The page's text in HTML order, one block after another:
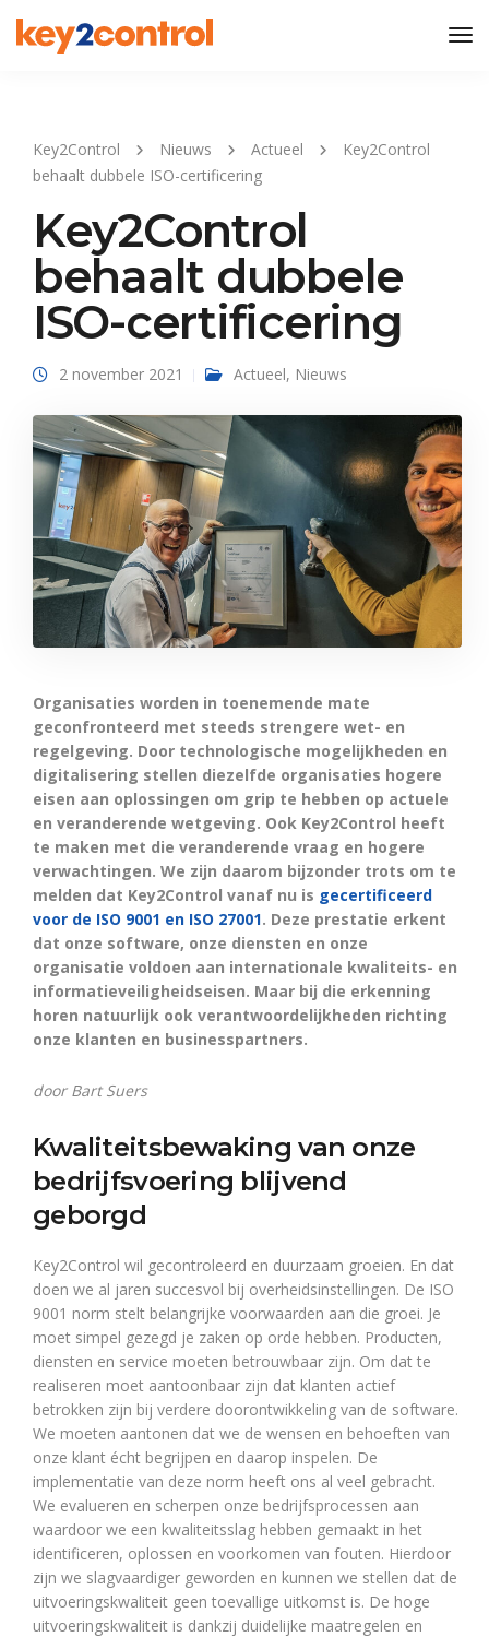
Key2Control Nieuws Actueel
Key2Control
behaalt dubbele ISO-certificering
Key2Control
behaalt dubbele
ISO-certificering
2 november 2021 Actueel, Nieuws
Organisaties worden in toenemende mate
geconfronteerd met steeds strengere wet- en
regelgeving. Door technologische mogelijkheden en
digitalisering stellen diezelfde organisaties hogere
eisen aan oplossingen om grip te hebben op actuele
en veranderende wetgeving. Ook Key2Control heeft
te maken met die veranderende vraag en hogere
verwachtingen. We zijn daarom bijzonder trots om te
melden dat Key2Control vanaf nu is gecertificeerd
voor de ISO 9001 en ISO 27001. Deze prestatie erkent
dat onze software, onze diensten en onze
organisatie voldoen aan internationale kwaliteits- en
informatieveiligheidseisen. Maar bij die erkenning
horen natuurlijk ook verantwoordelijkheden richting
onze klanten en businesspartners.
door Bart Suers
Kwaliteitsbewaking van onze
bedrijfsvoering blijvend
geborgd
Key2Control wil gecontroleerd en duurzaam groeien. En dat
doen we al jaren succesvol bij overheidsinstellingen. De ISO
9001 norm stelt belangrijke voorwaarden aan die groei. Je
moet simpel gezegd je zaken op orde hebben. Producten,
diensten en service moeten betrouwbaar zijn. Om dat te
realiseren moet aantoonbaar zijn dat klanten actief
betrokken zijn bij verdere doorontwikkeling van de software.
We moeten aantonen dat we de wensen en behoeften van
onze klant écht begrijpen en daarop inspelen. De
implementatie van deze norm heeft ons al veel gebracht.
We evalueren en scherpen onze bedrijfsprocessen aan
waardoor we een kwaliteitsslag hebben gemaakt in het
identificeren, oplossen en voorkomen van fouten. Hierdoor
zijn we slagvaardiger geworden en kunnen we stellen dat de
uitvoeringskwaliteit geen toevallige uitkomst is. De hoge
uitvoeringskwaliteit is dankzij duidelijke maatregelen en